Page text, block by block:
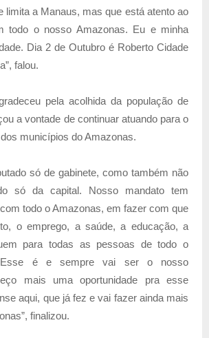
limita a Manaus, mas que está atento ao
todo o nosso Amazonas. Eu e minha
Dia 2 de Outubro é Roberto Cidade
falou.
pela acolhida da população de
a vontade de continuar atuando para o
municípios do Amazonas.
só de gabinete, como também não
só da capital. Nosso mandato tem
todo o Amazonas, em fazer com que
o emprego, a saúde, a educação, a
para todas as pessoas de todo o
Esse é e sempre vai ser o nosso
mais uma oportunidade pra esse
aqui, que já fez e vai fazer ainda mais
finalizou.